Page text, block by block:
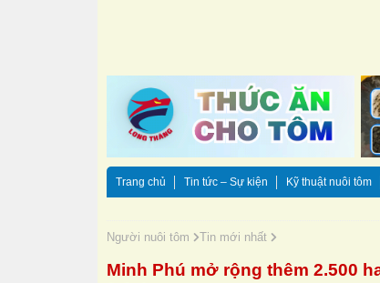
Trang chủ Tin tức – Sự kiện Kỹ thuật nuôi tôm
Người nuôi tôm Tin mới nhất
Minh Phú mở rộng thêm 2.500